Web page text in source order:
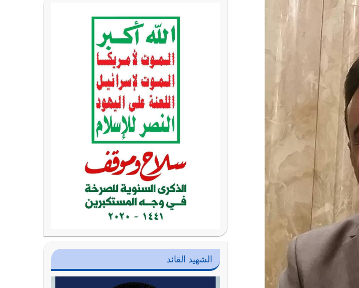
الشهيد القائد